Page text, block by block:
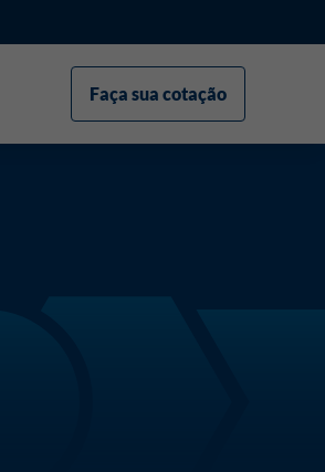
Faça sua cotação